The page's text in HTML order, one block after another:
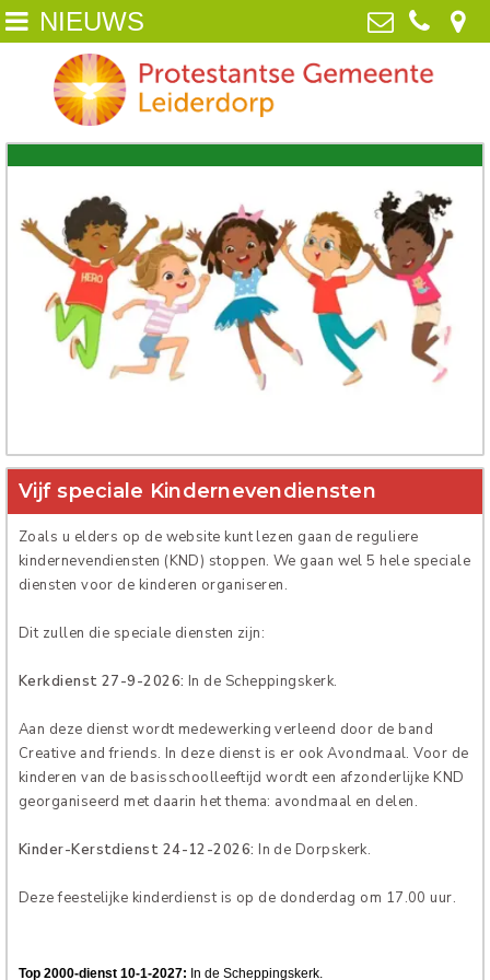
Home
Wie zijn wij
NIEUWS
Kerkdiensten
Diaconie
Jeugd
Activiteiten
ANBI /Veilige Gemeente
Verhuur
Protestantse Gemeente Leiderdorp
van Poelgeestlaan 2, 2352 TD
Leiderdorp
071-5890259
info@pgleiderdorp.nl
NIEUWS
Vijf speciale Kindernevendiensten
Zoals u elders op de website kunt lezen gaan de reguliere
kindernevendiensten (KND) stoppen. We gaan wel 5 hele speciale
diensten voor de kinderen organiseren.
Dit zullen die speciale diensten zijn:
Kerkdienst 27-9-2026: In de Scheppingskerk.
Aan deze dienst wordt medewerking verleend door de band
Creative and friends. In deze dienst is er ook Avondmaal. Voor de
kinderen van de basisschoolleeftijd wordt een afzonderlijke KND
georganiseerd met daarin het thema: avondmaal en delen.
Kinder-Kerstdienst 24-12-2026: In de Dorpskerk.
Deze feestelijke kinderdienst is op de donderdag om 17.00 uur.
Top 2000-dienst 10-1-2027: In de Scheppingskerk.